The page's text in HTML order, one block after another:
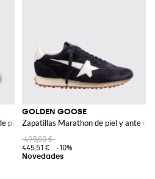
piel de becerro con efecto desgastado
GOLDEN GOOSE
Zapatillas Marathon de piel y ante
495,00 €
445,51 €
-10%